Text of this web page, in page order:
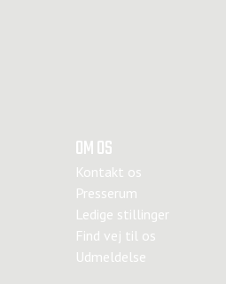
OM OS
Kontakt os
Presserum
Ledige stillinger
Find vej til os
Udmeldelse